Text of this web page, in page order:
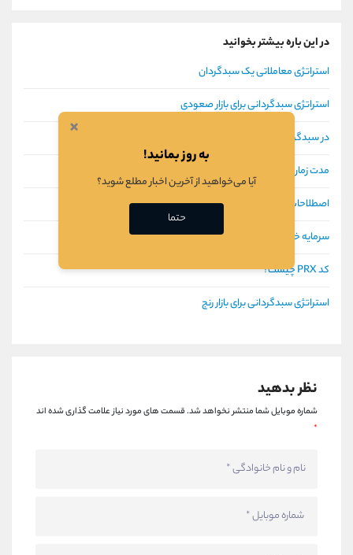
در این باره بیشتر بخوانید
استراتژی معاملاتی یک سبدگردان
استراتژی سبدگردانی برای بازار صعودی
در سبدگردانی چه سهام هايی خريد و فروش می‌شود؟
مدت زمان قرارداد سبدگردانی
اصطلاحات سبدگردانی
سرمایه خود را در بازار مثبت به سبدگردان بسپاریم؟
کد PRX چیست؟
استراتژی سبدگردانی برای بازار رنج
نظر بدهید
شماره موبایل شما منتشر نخواهد شد.قسمت های مورد نیاز علامت گذاری شده اند
*
×
به روز بمانید!
آیا می‌خواهید از آخرین اخبار مطلع شوید؟
حتما